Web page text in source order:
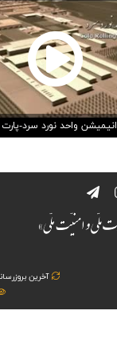
ارتباط با ما
انیمیشن واحد نورد سرد-پارت 1
آخرین بروزرسانی سایت